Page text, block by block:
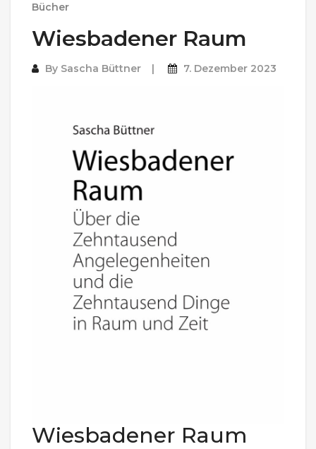
Bücher
Wiesbadener Raum
By Sascha Büttner 7. Dezember 2023
Wiesbadener Raum